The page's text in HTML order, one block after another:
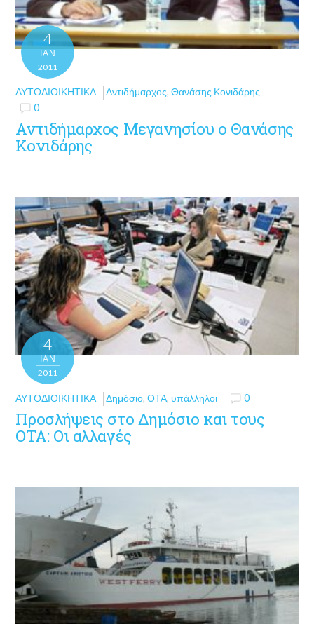
4
ΙΑΝ
2011
ΑΥΤΟΔΙΟΙΚΗΤΙΚΆ Αντιδήμαρχος,Θανάσης Κονιδάρης
0
Αντιδήμαρχος Μεγανησίου ο Θανάσης
Κονιδάρης
4
ΙΑΝ
2011
ΑΥΤΟΔΙΟΙΚΗΤΙΚΆ Δημόσιο,ΟΤΑ, υπάλληλοι 0
Προσλήψεις στο Δημόσιο και τους
ΟΤΑ: Οι αλλαγές